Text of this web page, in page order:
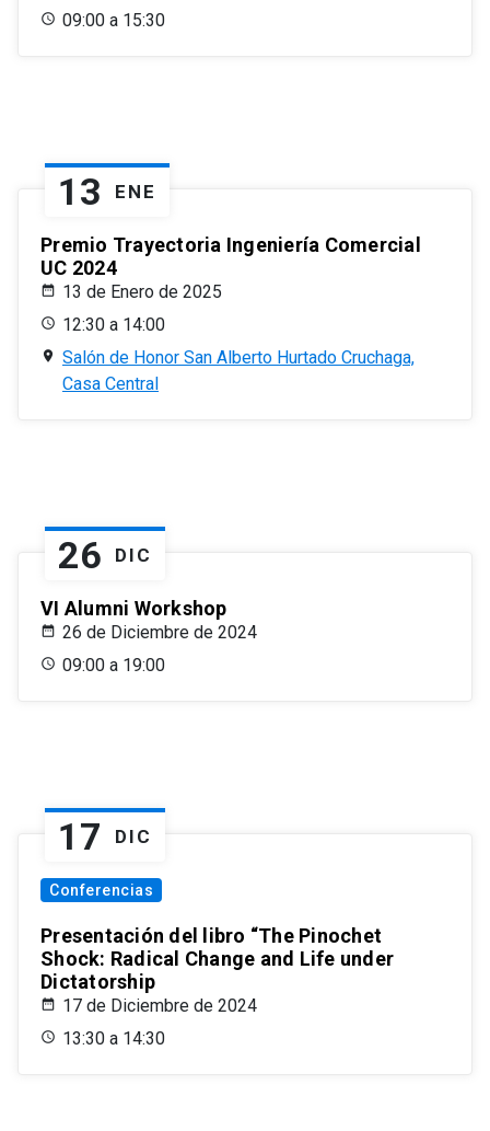
09:00 a 15:30
13 ENE
Premio Trayectoria Ingeniería Comercial
UC 2024
13 de Enero de 2025
12:30 a 14:00
Salón de Honor San Alberto Hurtado Cruchaga,
Casa Central
26 DIC
VI Alumni Workshop
26 de Diciembre de 2024
09:00 a 19:00
17 DIC
Conferencias
Presentación del libro “The Pinochet
Shock: Radical Change and Life under
Dictatorship
17 de Diciembre de 2024
13:30 a 14:30